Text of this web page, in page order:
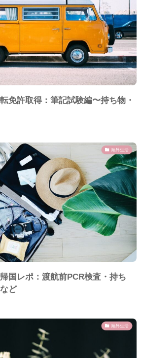
免許取得：筆記試験編〜持ち物・
海外生活
国レポ：渡航前PCR検査・持ち
ど
海外生活